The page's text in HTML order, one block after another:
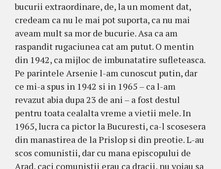
bucurii extraordinare, de, la un moment dat,
credeam ca nu le mai pot suporta, ca nu mai
aveam mult sa mor de bucurie. Asa ca am
raspandit rugaciunea cat am putut. O mentin
din 1942, ca mijloc de imbunatatire sufleteasca.
Pe parintele Arsenie l-am cunoscut putin, dar
ce mi-a spus in 1942 si in 1965 – ca l-am
revazut abia dupa 23 de ani – a fost destul
pentru toata cealalta vreme a vietii mele. In
1965, lucra ca pictor la Bucuresti, ca-l scosesera
din manastirea de la Prislop si din preotie. L-au
scos comunistii, dar cu mana episcopului de
Arad, caci comunistii erau ca dracii, nu voiau sa